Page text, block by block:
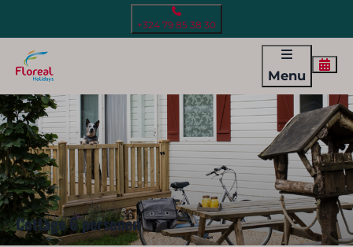
+324 79 85 38 30
Menu
Cottage 6 personen